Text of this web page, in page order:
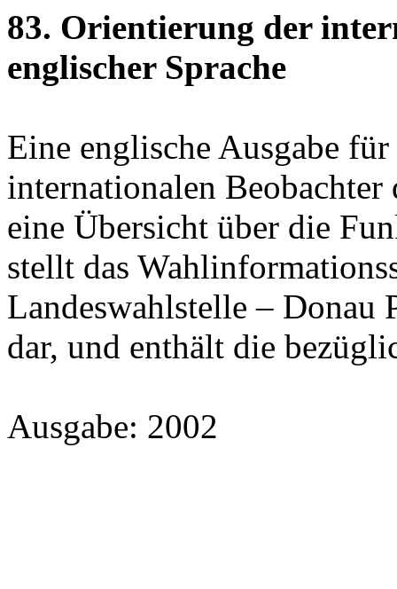
83. Orientierung der
englischer Sprache
Eine englische Ausgabe
internationalen
eine Übersicht über die
stellt das
Landeswahlstelle – Donau
dar, und enthält die
Ausgabe: 2002